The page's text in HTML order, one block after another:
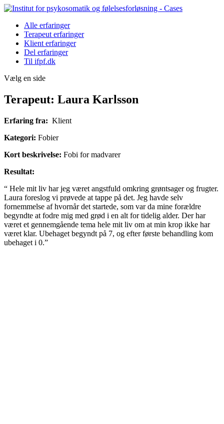
Alle erfaringer
Terapeut erfaringer
Klient erfaringer
Del erfaringer
Til ifpf.dk
Vælg en side
Terapeut: Laura Karlsson
Erfaring fra: Klient
Kategori: Fobier
Kort beskrivelse: Fobi for madvarer
Resultat:
“ Hele mit liv har jeg været angstfuld omkring grøntsager og frugter.
Laura foreslog vi prøvede at tappe på det. Jeg havde selv
fornemmelse af hvornår det startede, som var da mine forældre
begyndte at fodre mig med grød i en alt for tidelig alder. Der har
været et gennemgående tema hele mit liv om at min krop ikke har
været klar. Ubehaget begyndt på 7, og efter første behandling kom
ubehaget i 0.”